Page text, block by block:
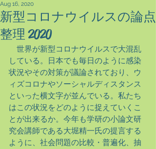
新型コロナウイルスの論点
整理 2020
Aug 16, 2020
世界が新型コロナウイルスで大混乱
している。日本でも毎日のように感染
状況やその対策が議論されており、ウ
ィズコロナやソーシャルディスタンス
といった横文字が並んでいる。私たち
はこの状況をどのように捉えていくこ
とが出来るか。今年も学研の小論文研
究会講師である大堀精一氏の提言する
ように、社会問題の比較・普遍化、抽